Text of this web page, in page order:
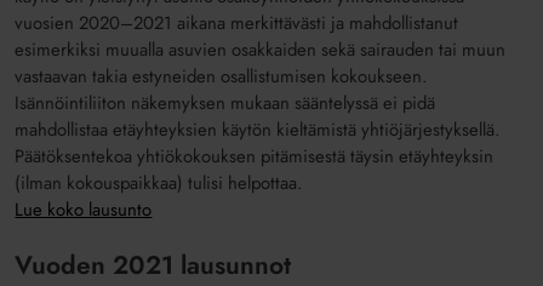
vuosien 2020–2021 aikana merkittävästi ja mahdollistanut
esimerkiksi muualla asuvien osakkaiden sekä sairauden tai muun
vastaavan takia estyneiden osallistumisen kokoukseen.
Isännöintiliiton näkemyksen mukaan sääntelyssä ei pidä
mahdollistaa etäyhteyksien käytön kieltämistä yhtiöjärjestyksellä.
Päätöksentekoa yhtiökokouksen pitämisestä täysin etäyhteyksin
(ilman kokouspaikkaa) tulisi helpottaa.
Lue koko lausunto
Vuoden 2021 lausunnot